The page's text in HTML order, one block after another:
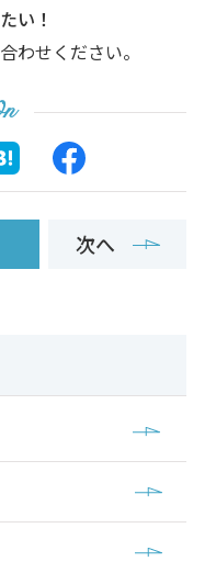
い！
わせください。
次へ